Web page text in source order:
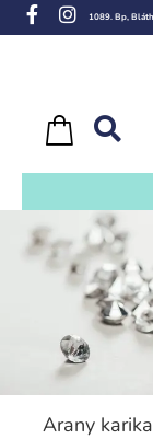
1089. Bp,
Arany